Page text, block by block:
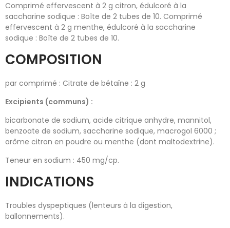
Comprimé effervescent à 2 g citron, édulcoré à la
saccharine sodique : Boîte de 2 tubes de 10. Comprimé
effervescent à 2 g menthe, édulcoré à la saccharine
sodique : Boîte de 2 tubes de 10.
COMPOSITION
par comprimé : Citrate de bétaïne : 2 g
Excipients (communs) :
bicarbonate de sodium, acide citrique anhydre, mannitol,
benzoate de sodium, saccharine sodique, macrogol 6000 ;
arôme citron en poudre ou menthe (dont maltodextrine).
Teneur en sodium : 450 mg/cp.
INDICATIONS
Troubles dyspeptiques (lenteurs à la digestion,
ballonnements).